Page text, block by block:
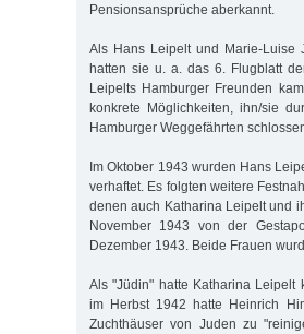
Pensionsansprüche aberkannt.
Als Hans Leipelt und Marie-Luise
hatten sie u. a. das 6. Flugblatt
Leipelts Hamburger Freunden
konkrete Möglichkeiten, ihn/sie
Hamburger Weggefährten
Im Oktober 1943 wurden Hans
verhaftet. Es folgten weitere
denen auch Katharina Leipelt und
November 1943 von der
Dezember 1943. Beide Frauen
Als "Jüdin" hatte Katharina Leipelt
im Herbst 1942 hatte Heinrich
Zuchthäuser von Juden zu